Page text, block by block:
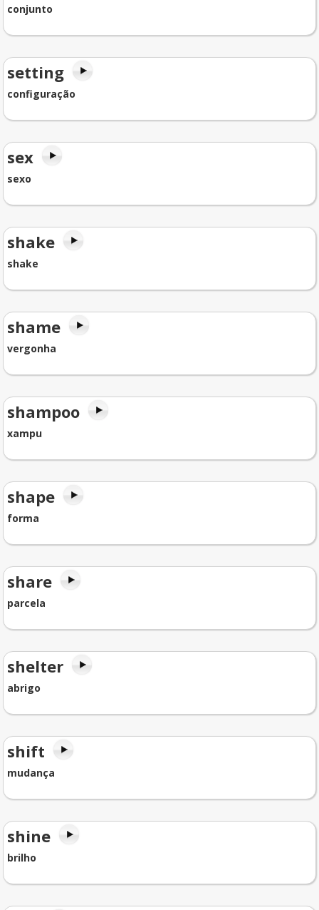
conjunto
setting
configuração
sex
sexo
shake
shake
shame
vergonha
shampoo
xampu
shape
forma
share
parcela
shelter
abrigo
shift
mudança
shine
brilho